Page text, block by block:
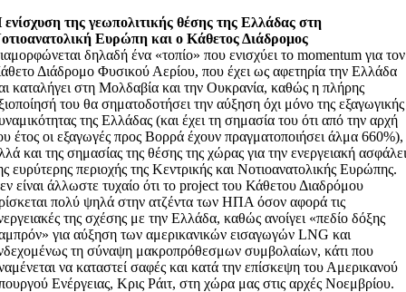
της γεωπολιτικής θέσης της Ελλάδας στη
Ευρώπη και ο Κάθετος Διάδρομος
δηλαδή ένα «τοπίο» που ενισχύει το momentum για τον
Διάδρομο Φυσικού Αερίου, που έχει ως αφετηρία την Ελλάδα
καταλήγει στη Μολδαβία και την Ουκρανία, καθώς η πλήρης
του θα σηματοδοτήσει την αύξηση όχι μόνο της εξαγωγικής
της Ελλάδας (και έχει τη σημασία του ότι από την αρχή
έτος οι εξαγωγές προς Βορρά έχουν πραγματοποιήσει άλμα 660%),
και της σημασίας της θέσης της χώρας για την ενεργειακή
ευρύτερης περιοχής της Κεντρικής και Νοτιοανατολικής Ευρώπης.
είναι άλλωστε τυχαίο ότι το project του Κάθετου Διαδρόμου
πολύ ψηλά στην ατζέντα των ΗΠΑ όσον αφορά τις
της σχέσης με την Ελλάδα, καθώς ανοίγει «πεδίο δόξης
για αύξηση των αμερικανικών εισαγωγών LNG και
τη σύναψη μακροπρόθεσμων συμβολαίων, κάτι που
να καταστεί σαφές και κατά την επίσκεψη του Αμερικανού
Ενέργειας, Κρις Ράιτ, στη χώρα μας στις αρχές Νοεμβρίου.